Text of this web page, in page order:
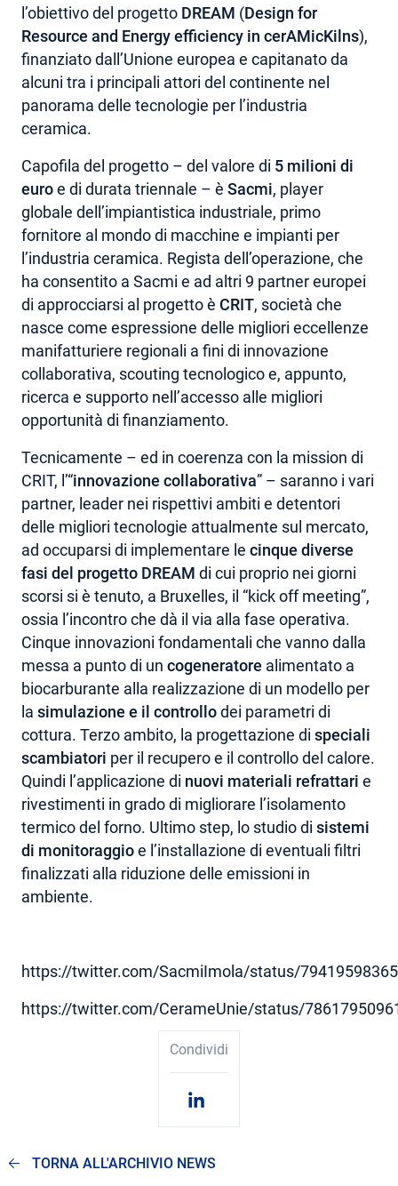
l’obiettivo del progetto DREAM (Design for
Resource and Energy efficiency in cerAMicKilns),
finanziato dall’Unione europea e capitanato da
alcuni tra i principali attori del continente nel
panorama delle tecnologie per l’industria
ceramica.
Capofila del progetto – del valore di 5 milioni di
euroe di durata triennale – è Sacmi, player
globale dell’impiantistica industriale, primo
fornitore al mondo di macchine e impianti per
l’industria ceramica. Regista dell’operazione, che
ha consentito a Sacmi e ad altri 9 partner europei
di approcciarsi al progetto è CRIT, società che
nasce come espressione delle migliori eccellenze
manifatturiere regionali a fini di innovazione
collaborativa, scouting tecnologico e, appunto,
ricerca e supporto nell’accesso alle migliori
opportunità di finanziamento.
Tecnicamente – ed in coerenza con la mission di
CRIT, l’“innovazione collaborativa” – saranno i vari
partner, leader nei rispettivi ambiti e detentori
delle migliori tecnologie attualmente sul mercato,
ad occuparsi di implementare le cinque diverse
fasi del progetto DREAM di cui proprio nei giorni
scorsi si è tenuto, a Bruxelles, il “kick off meeting”,
ossia l’incontro che dà il via alla fase operativa.
Cinque innovazioni fondamentali che vanno dalla
messa a punto di un cogeneratore alimentato a
biocarburante alla realizzazione di un modello per
la simulazione e il controllodei parametri di
cottura. Terzo ambito, la progettazione di speciali
scambiatori per il recupero e il controllo del calore.
Quindi l’applicazione di nuovi materiali refrattari e
rivestimenti in grado di migliorare l’isolamento
termico del forno. Ultimo step, lo studio di sistemi
di monitoraggioe l’installazione di eventuali filtri
finalizzati alla riduzione delle emissioni in
ambiente.
https://twitter.com/SacmiImola/status/
https://twitter.com/CerameUnie/status/
Condividi
TORNA ALL'ARCHIVIO NEWS